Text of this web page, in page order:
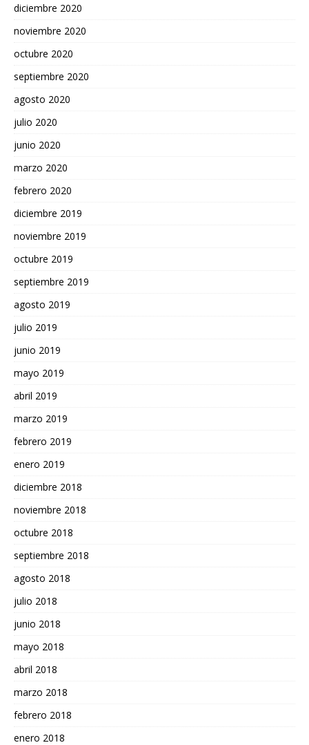
diciembre 2020
noviembre 2020
octubre 2020
septiembre 2020
agosto 2020
julio 2020
junio 2020
marzo 2020
febrero 2020
diciembre 2019
noviembre 2019
octubre 2019
septiembre 2019
agosto 2019
julio 2019
junio 2019
mayo 2019
abril 2019
marzo 2019
febrero 2019
enero 2019
diciembre 2018
noviembre 2018
octubre 2018
septiembre 2018
agosto 2018
julio 2018
junio 2018
mayo 2018
abril 2018
marzo 2018
febrero 2018
enero 2018